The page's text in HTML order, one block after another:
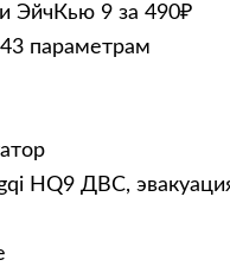
ЭйчКью 9 за 490₽
параметрам
HQ9 ДВС,